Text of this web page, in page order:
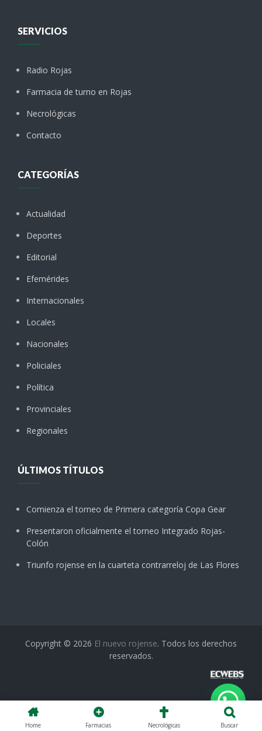
SERVICIOS
Radio Rojas
Farmacia de turno en Rojas
Necrológicas
Contacto
CATEGORÍAS
Actualidad
Deportes
Editorial
Efemérides
Internacionales
Locales
Nacionales
Policiales
Política
Provinciales
Regionales
ÚLTIMOS TÍTULOS
Comienza el torneo de Primera categoría Copa Gear
Presentaron oficialmente el torneo Integrado Rojas-
Colón
Triunfo rojense en la cuarteta contrarreloj de Las Flores
Copyright © 2026 El nuevo rojense. Todos los derechos
reservados.
Home Farmacias Necrológicas Buscar